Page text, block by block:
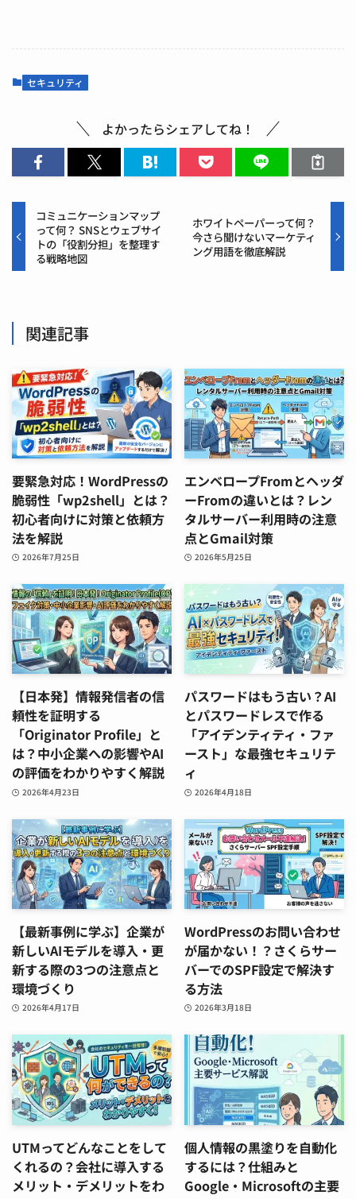
セキュリティ
よかったらシェアしてね！
コミュニケーションマップ
って何？ SNSとウェブサイ
トの「役割分担」を整理す
る戦略地図
ホワイトペーパーって何？
今さら聞けないマーケティ
ング用語を徹底解説
関連記事
要緊急対応！WordPressの
脆弱性「wp2shell」とは？
初心者向けに対策と依頼方
法を解説
2026年7月25日
エンベロープFromとヘッダ
ーFromの違いとは？レン
タルサーバー利用時の注意
点とGmail対策
2026年5月25日
【日本発】情報発信者の信
頼性を証明する
「Originator Profile」と
は？中小企業への影響やAI
の評価をわかりやすく解説
2026年4月23日
パスワードはもう古い？AI
とパスワードレスで作る
「アイデンティティ・ファ
ースト」な最強セキュリテ
ィ
2026年4月18日
【最新事例に学ぶ】企業が
新しいAIモデルを導入・更
新する際の3つの注意点と
環境づくり
2026年4月17日
WordPressのお問い合わせ
が届かない！？さくらサー
バーでのSPF設定で解決す
る方法
2026年3月18日
UTMってどんなことをして
くれるの？会社に導入する
メリット・デメリットをわ
個人情報の黒塗りを自動化
するには？仕組みと
Google・Microsoftの主要